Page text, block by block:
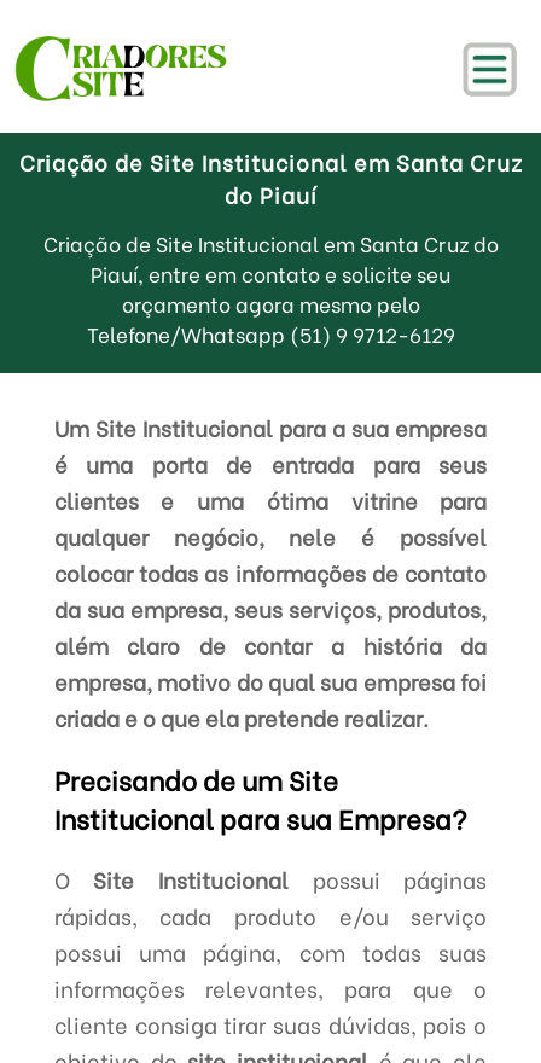
Criação de Site Institucional em Santa Cruz
do Piauí
Criação de Site Institucional em Santa Cruz do
Piauí, entre em contato e solicite seu
orçamento agora mesmo pelo
Telefone/Whatsapp (51) 9 9712-6129
Um Site Institucional para a sua empresa
é uma porta de entrada para seus
clientes e uma ótima vitrine para
qualquer negócio, nele é possível
colocar todas as informações de contato
da sua empresa, seus serviços, produtos,
além claro de contar a história da
empresa, motivo do qual sua empresa foi
criada e o que ela pretende realizar.
Precisando de um Site
Institucional para sua Empresa?
O Site Institucional possui páginas
rápidas, cada produto e/ou serviço
possui uma página, com todas suas
informações relevantes, para que o
cliente consiga tirar suas dúvidas, pois o